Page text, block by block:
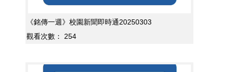
《銘傳一週》校園新聞即時通20250303
觀看次數：
254